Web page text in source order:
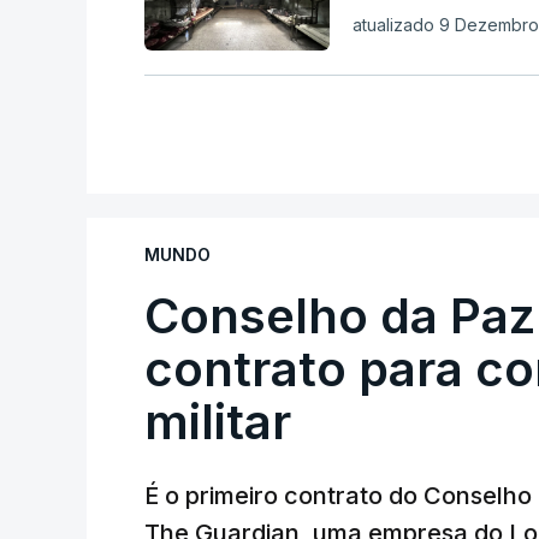
atualizado 9
MUNDO
Conselho da
contrato para
militar
É o primeiro contrato do